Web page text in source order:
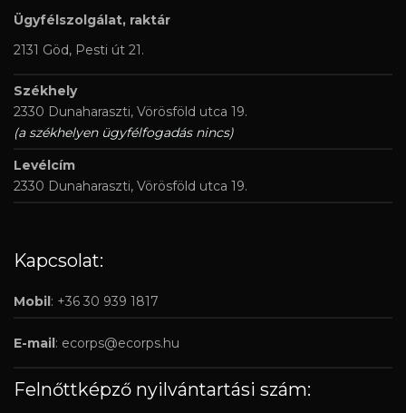
Ügyfélszolgálat, raktár
2131 Göd, Pesti út 21.
Székhely
2330 Dunaharaszti, Vörösföld utca 19.
(a székhelyen ügyfélfogadás nincs)
Levélcím
2330 Dunaharaszti, Vörösföld utca 19.
Kapcsolat:
Mobil: +36 30 939 1817
E-mail: ecorps@ecorps.hu
Felnőttképző nyilvántartási szám: